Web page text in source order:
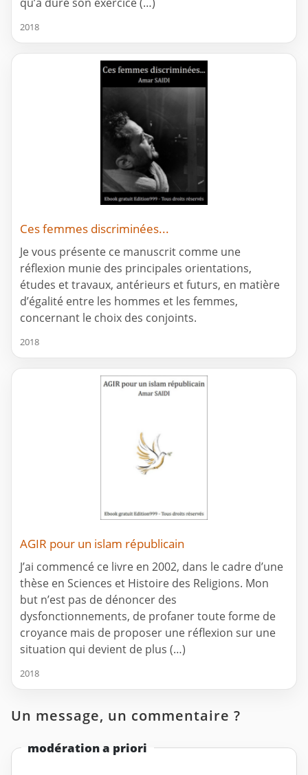
2018
Ces femmes discriminées...
Je vous présente ce manuscrit comme une
réflexion munie des principales orientations,
études et travaux, antérieurs et futurs, en matière
d’égalité entre les hommes et les femmes,
concernant le choix des conjoints.
2018
AGIR pour un islam républicain
J’ai commencé ce livre en 2002, dans le cadre d’une
thèse en Sciences et Histoire des Religions. Mon
but n’est pas de dénoncer des
dysfonctionnements, de profaner toute forme de
croyance mais de proposer une réflexion sur une
situation qui devient de plus (…)
2018
Un message, un commentaire ?
modération a priori